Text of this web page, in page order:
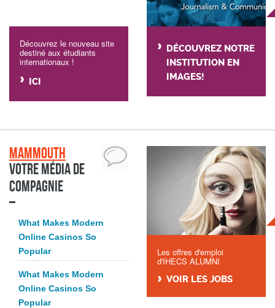
Découvrez le nouveau site
destiné aux étudiants
internationaux !
ICI
DÉCOUVREZ NOTRE
INSTITUTION EN
IMAGES!
Mammouth
Votre média de
compagnie
What Makes Modern
Online Casinos So
Popular
What Makes Modern
Online Casinos So
Popular
Les offres d'emploi
d'IHECS ALUMNI
VOIR LES JOBS